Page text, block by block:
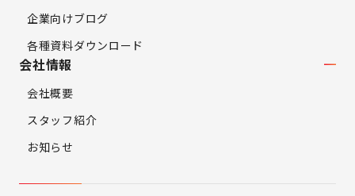
企業向けブログ
各種資料ダウンロード
会社情報
会社概要
スタッフ紹介
お知らせ